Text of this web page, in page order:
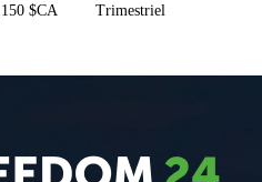
$CA Trimestriel